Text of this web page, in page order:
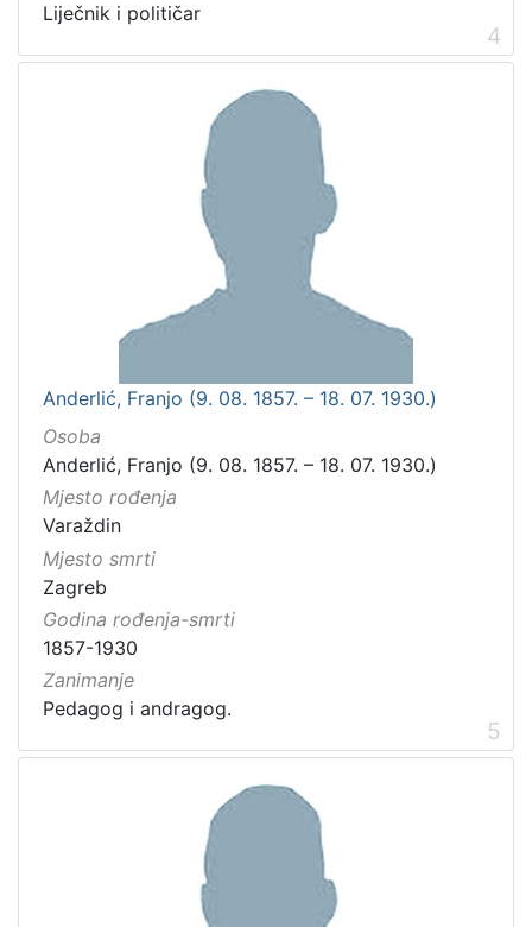
Liječnik i političar
4
Anderlić, Franjo (9. 08. 1857. – 18. 07. 1930.)
Osoba
Anderlić, Franjo (9. 08. 1857. – 18. 07. 1930.)
Mjesto rođenja
Varaždin
Mjesto smrti
Zagreb
Godina rođenja-smrti
1857-1930
Zanimanje
Pedagog i andragog.
5